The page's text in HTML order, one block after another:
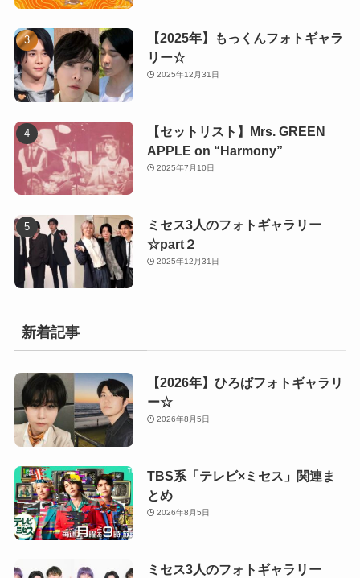
【2025年】もっくんフォトギャラ
リー☆
2025年12月31日
【セットリスト】Mrs. GREEN
APPLE on “Harmony”
2025年7月10日
ミセス3人のフォトギャラリー
☆part２
2025年12月31日
新着記事
【2026年】ひろぱフォトギャラリ
ー☆
2026年8月5日
TBS系「テレビ×ミセス」関連ま
とめ
2026年8月5日
ミセス3人のフォトギャラリー